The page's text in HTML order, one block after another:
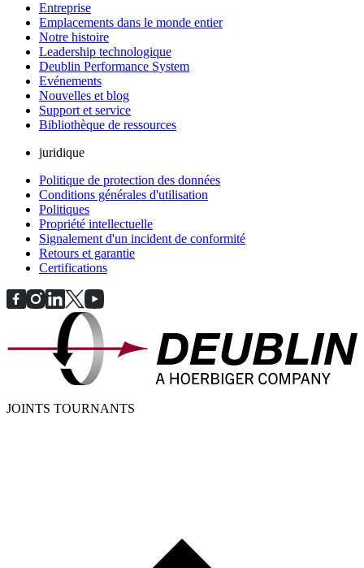
Entreprise
Emplacements dans le monde entier
Notre histoire
Leadership technologique
Deublin Performance System
Evénements
Nouvelles et blog
Support et service
Bibliothèque de ressources
juridique
Politique de protection des données
Conditions générales d'utilisation
Politiques
Propriété intellectuelle
Signalement d'un incident de conformité
Retours et garantie
Certifications
JOINTS TOURNANTS